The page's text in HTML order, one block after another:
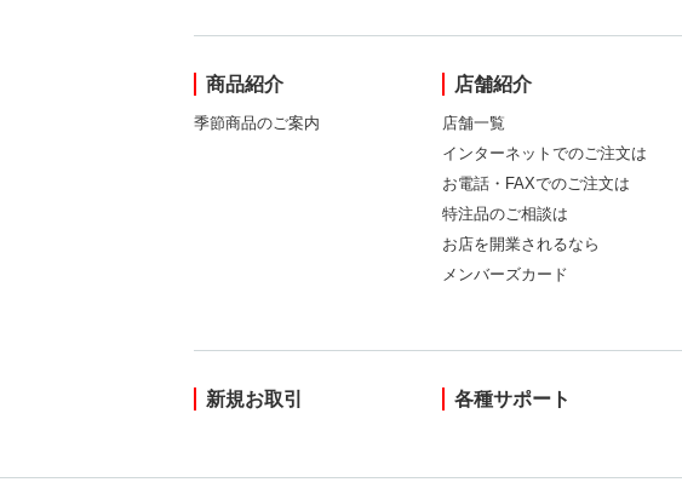
商品紹介
季節商品のご案内
店舗紹介
店舗一覧
インターネットでのご注文は
お電話・FAXでのご注文は
特注品のご相談は
お店を開業されるなら
メンバーズカード
新規お取引 各種サポート